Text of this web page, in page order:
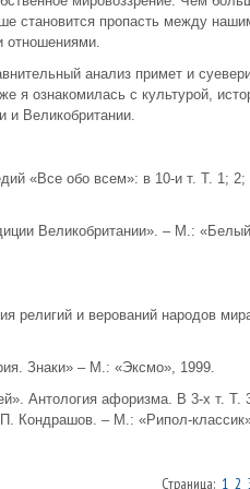
становится пропасть между
отношениями.
анализ примет и
я ознакомилась с культурой,
и Великобритании.
«Все обо всем»: в 10-и т. Т. 1; 2;
Великобритании». – М.: «Белый
религий и верований народов
Знаки» – М.: «Эксмо», 1999.
Антология афоризма. В 3-х т. Т.
Кондрашов. – М.: «Рипол-
Страница: 1 2